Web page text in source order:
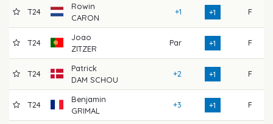
T24
Rowin
CARON
+1 +1 F
T24
Joao
ZITZER
Par +1 F
T24
Patrick
DAM SCHOU
+2 +1 F
T24
Benjamin
GRIMAL
+3 +1 F